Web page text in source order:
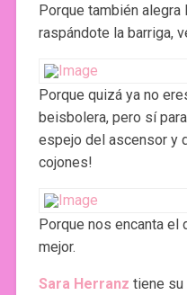
Porque también
raspándote la barriga,
Porque quizá ya no
beisbolera, pero sí
espejo del ascensor y
cojones!
Porque nos encanta el
mejor.
Sara Herranz tiene su